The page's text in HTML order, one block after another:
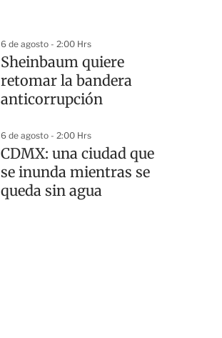
6 de agosto - 2:00 Hrs
Sheinbaum quiere
retomar la bandera
anticorrupción
6 de agosto - 2:00 Hrs
CDMX: una ciudad que
se inunda mientras se
queda sin agua